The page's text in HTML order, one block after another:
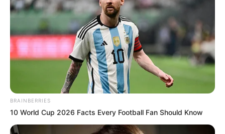
BRAINBERRIES
10 World Cup 2026 Facts Every Football Fan Should Know